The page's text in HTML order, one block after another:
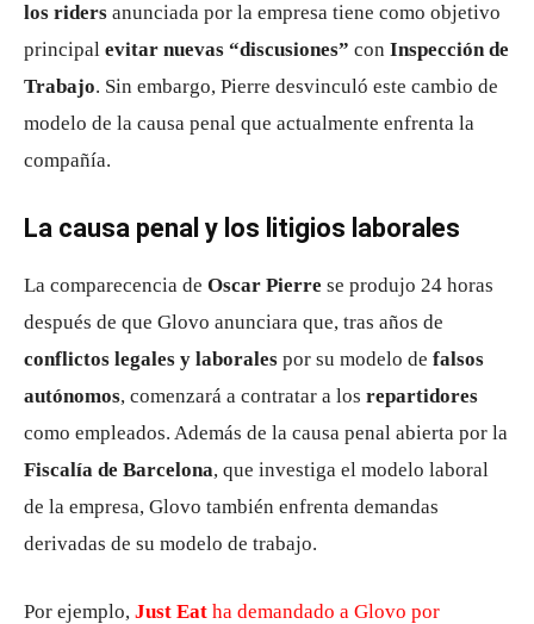
los riders anunciada por la empresa tiene como objetivo
principal evitar nuevas “discusiones” con Inspección de
Trabajo. Sin embargo, Pierre desvinculó este cambio de
modelo de la causa penal que actualmente enfrenta la
compañía.
La causa penal y los litigios laborales
La comparecencia de Oscar Pierre se produjo 24 horas
después de que Glovo anunciara que, tras años de
conflictos legales y laborales por su modelo de falsos
autónomos, comenzará a contratar a los repartidores
como empleados. Además de la causa penal abierta por la
Fiscalía de Barcelona, que investiga el modelo laboral
de la empresa, Glovo también enfrenta demandas
derivadas de su modelo de trabajo.
Por ejemplo, Just Eat ha demandado a Glovo por